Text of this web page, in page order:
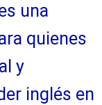
una
quienes
y
inglés en